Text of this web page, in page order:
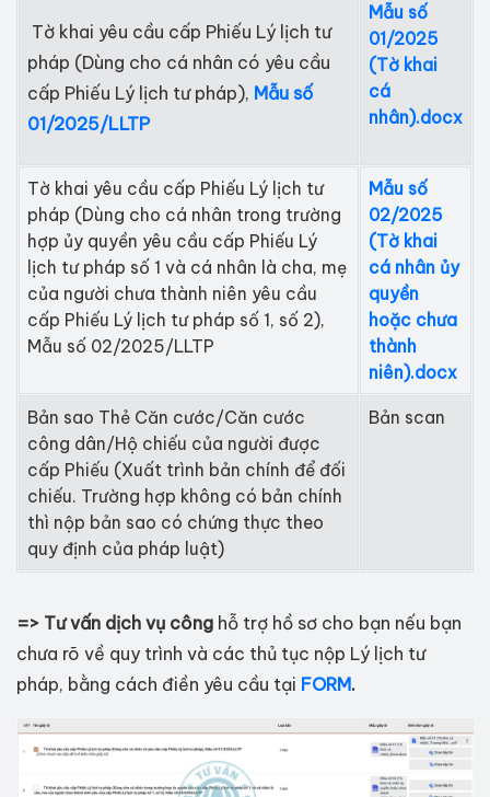
Tờ khai yêu cầu cấp Phiếu Lý lịch tư
pháp (Dùng cho cá nhân có yêu cầu
cấp Phiếu Lý lịch tư pháp), Mẫu số
01/2025/LLTP
Mẫu số
01/2025
(Tờ khai
cá
nhân).docx
Tờ khai yêu cầu cấp Phiếu Lý lịch tư
pháp (Dùng cho cá nhân trong trường
hợp ủy quyền yêu cầu cấp Phiếu Lý
lịch tư pháp số 1 và cá nhân là cha, mẹ
của người chưa thành niên yêu cầu
cấp Phiếu Lý lịch tư pháp số 1, số 2),
Mẫu số 02/2025/LLTP
Mẫu số
02/2025
(Tờ khai
cá nhân ủy
quyền
hoặc chưa
thành
niên).docx
Bản sao Thẻ Căn cước/Căn cước
công dân/Hộ chiếu của người được
cấp Phiếu (Xuất trình bản chính để đối
chiếu. Trường hợp không có bản chính
thì nộp bản sao có chứng thực theo
quy định của pháp luật)
Bản scan
=> Tư vấn dịch vụ công hỗ trợ hồ sơ cho bạn nếu bạn
chưa rõ về quy trình và các thủ tục nộp Lý lịch tư
pháp, bằng cách điền yêu cầu tại FORM.